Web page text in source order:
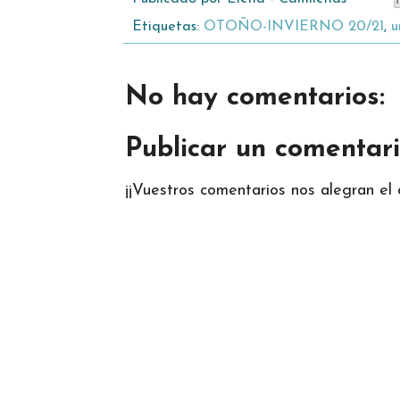
Etiquetas: OTOÑO-INVIERNO 20/21,
No hay comentarios:
Publicar un
¡¡Vuestros comentarios nos alegran el